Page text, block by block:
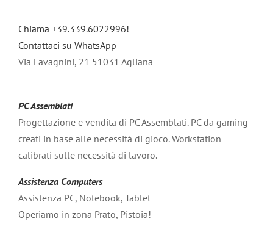
Chiama +39.339.6022996!
Contattaci su WhatsApp
Via Lavagnini, 21 51031 Agliana
PC Assemblati
Progettazione e vendita di PC Assemblati. PC da gaming
creati in base alle necessità di gioco. Workstation
calibrati sulle necessità di lavoro.
Assistenza Computers
Assistenza PC, Notebook, Tablet
Operiamo in zona Prato, Pistoia!